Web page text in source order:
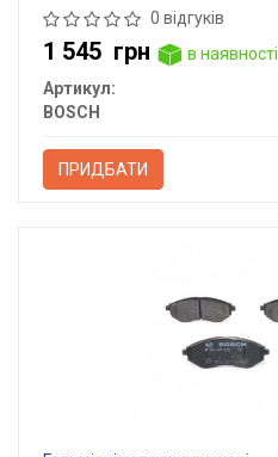
0 відгуків
1 545 грн
в наявності
Артикул:
BOSCH
ПРИДБАТИ